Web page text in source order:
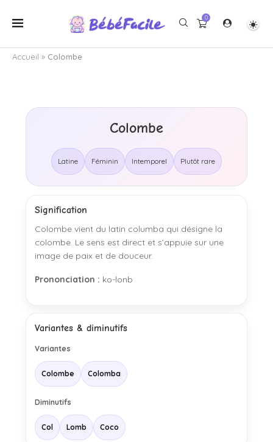
0
Accueil » Colombe
Colombe
Latine Féminin Intemporel Plutôt rare
Signification
Colombe vient du latin columba qui désigne la
colombe. Le sens est direct et s’appuie sur une
image de paix et de douceur.
Prononciation : ko-lonb
Variantes & diminutifs
Variantes
Colombe Colomba
Diminutifs
Col Lomb Coco